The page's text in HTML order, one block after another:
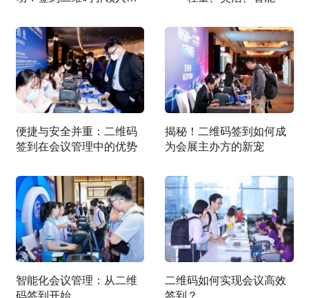
便捷与安全并重：二维码
签到在会议管理中的优势
揭秘！二维码签到如何成
为会展主办方的新宠
​智能化会议管理：从二维
二维码如何实现会议高效